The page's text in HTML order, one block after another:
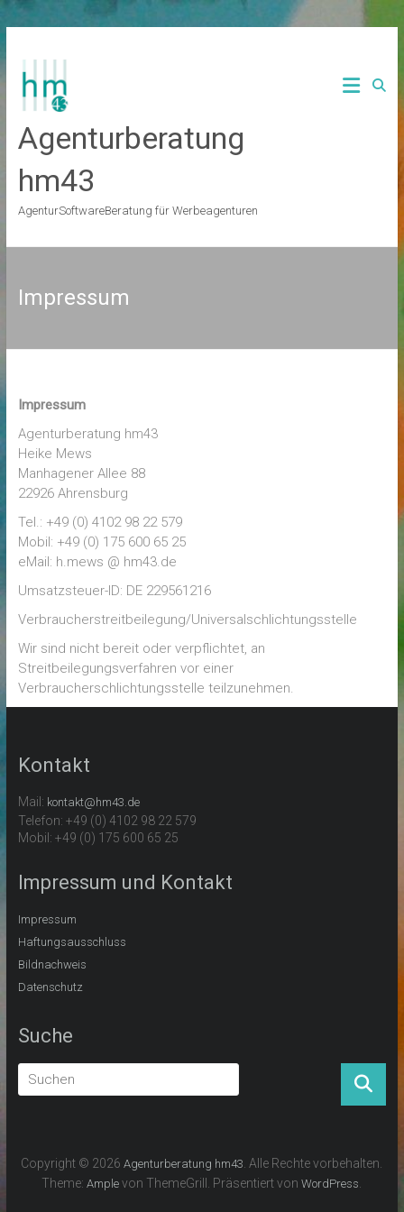
Inhalt
springen
Agenturberatung
hm43
AgenturSoftwareBeratung für Werbeagenturen
Impressum
Impressum
Agenturberatung hm43
Heike Mews
Manhagener Allee 88
22926 Ahrensburg
Tel.: +49 (0) 4102 98 22 579
Mobil: +49 (0) 175 600 65 25
eMail: h.mews @ hm43.de
Umsatzsteuer-ID: DE 229561216
Verbraucher­streit­beilegung/Universal­schlichtungs­stelle
Wir sind nicht bereit oder verpflichtet, an
Streitbeilegungsverfahren vor einer
Verbraucherschlichtungsstelle teilzunehmen.
Kontakt
Mail: kontakt@hm43.de
Telefon: +49 (0) 4102 98 22 579
Mobil: +49 (0) 175 600 65 25
Impressum und Kontakt
Impressum
Haftungsausschluss
Bildnachweis
Datenschutz
Suche
Copyright © 2026Agenturberatung hm43 . Alle Rechte vorbehalten.
Theme:Ample von ThemeGrill. Präsentiert vonWordPress